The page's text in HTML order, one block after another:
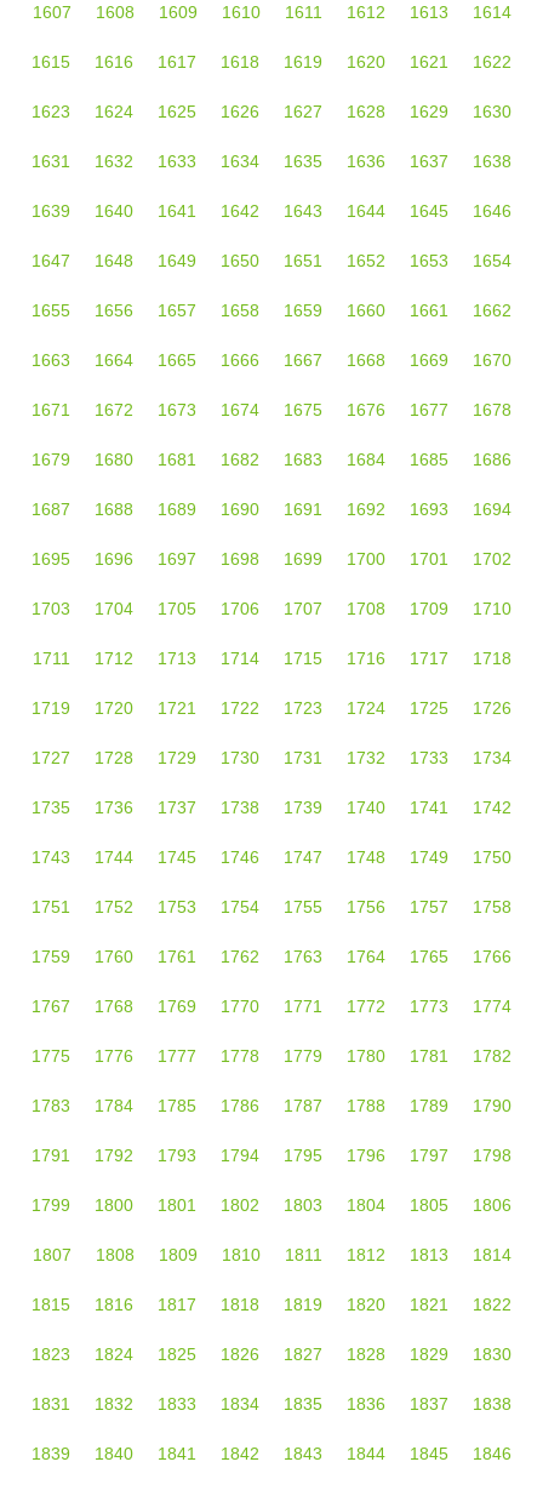
1607 1608 1609 1610 1611 1612 1613 1614
1615 1616 1617 1618 1619 1620 1621 1622
1623 1624 1625 1626 1627 1628 1629 1630
1631 1632 1633 1634 1635 1636 1637 1638
1639 1640 1641 1642 1643 1644 1645 1646
1647 1648 1649 1650 1651 1652 1653 1654
1655 1656 1657 1658 1659 1660 1661 1662
1663 1664 1665 1666 1667 1668 1669 1670
1671 1672 1673 1674 1675 1676 1677 1678
1679 1680 1681 1682 1683 1684 1685 1686
1687 1688 1689 1690 1691 1692 1693 1694
1695 1696 1697 1698 1699 1700 1701 1702
1703 1704 1705 1706 1707 1708 1709 1710
1711 1712 1713 1714 1715 1716 1717 1718
1719 1720 1721 1722 1723 1724 1725 1726
1727 1728 1729 1730 1731 1732 1733 1734
1735 1736 1737 1738 1739 1740 1741 1742
1743 1744 1745 1746 1747 1748 1749 1750
1751 1752 1753 1754 1755 1756 1757 1758
1759 1760 1761 1762 1763 1764 1765 1766
1767 1768 1769 1770 1771 1772 1773 1774
1775 1776 1777 1778 1779 1780 1781 1782
1783 1784 1785 1786 1787 1788 1789 1790
1791 1792 1793 1794 1795 1796 1797 1798
1799 1800 1801 1802 1803 1804 1805 1806
1807 1808 1809 1810 1811 1812 1813 1814
1815 1816 1817 1818 1819 1820 1821 1822
1823 1824 1825 1826 1827 1828 1829 1830
1831 1832 1833 1834 1835 1836 1837 1838
1839 1840 1841 1842 1843 1844 1845 1846